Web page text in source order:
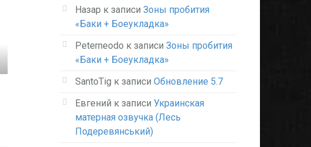
Назар к записи Зоны пробития
«Баки + Боеукладка»
Peterneodo к записи Зоны пробития
«Баки + Боеукладка»
SantoTig к записи Обновление 5.7
Евгений к записи Украинская
матерная озвучка (Лесь
Подеревянський)